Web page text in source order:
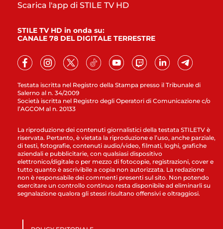
Testata iscritta nel Registro della Stampa presso il Tribunale di
Salerno al n. 34/2009
Società iscritta nel Registro degli Operatori di Comunicazione c/o
l’AGCOM al n. 20133
Scarica l'app di STILE TV HD
STILE TV HD in onda su:
CANALE 78 DEL DIGITALE TERRESTRE
La riproduzione dei contenuti giornalistici della testata STILETV è
riservata. Pertanto, è vietata la riproduzione e l’uso, anche parziale,
di testi, fotografie, contenuti audio/video, filmati, loghi, grafiche
aziendali e pubblicitarie, con qualsiasi dispositivo
elettronico/digitale o per mezzo di fotocopie, registrazioni, cover e
tutto quanto è ascrivibile a copia non autorizzata. La redazione
non è responsabile dei commenti presenti sul sito. Non potendo
esercitare un controllo continuo resta disponibile ad eliminarli su
segnalazione qualora gli stessi risultano offensivi e oltraggiosi.